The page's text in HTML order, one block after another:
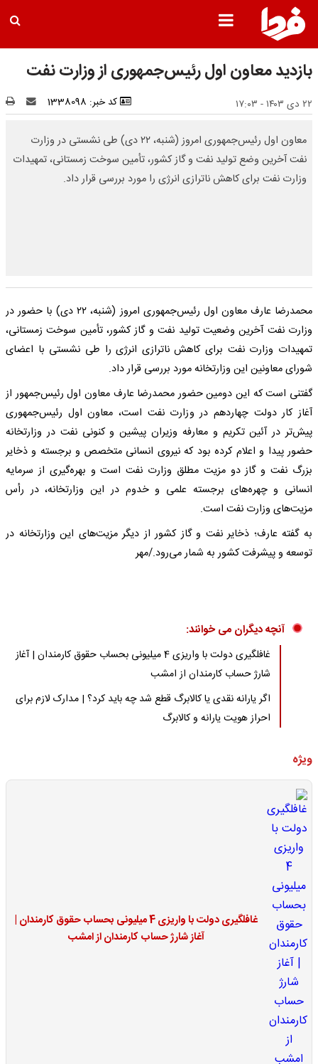
بازدید معاون اول رئیس‌جمهوری از وزارت نفت
۲۲ دی ۱۴۰۳ - ۱۷:۰۳ کد خبر: 1338098
معاون اول رئیس‌جمهوری امروز (شنبه، ۲۲ دی) طی نشستی در وزارت
نفت آخرین وضع تولید نفت و گاز کشور، تأمین سوخت زمستانی، تمهیدات
وزارت نفت برای کاهش ناترازی انرژی را مورد بررسی قرار داد.
محمدرضا عارف معاون اول رئیس‌جمهوری امروز (شنبه، ۲۲ دی) با حضور در
وزارت نفت آخرین وضعیت تولید نفت و گاز کشور، تأمین سوخت زمستانی،
تمهیدات وزارت نفت برای کاهش ناترازی انرژی را طی نشستی با اعضای
شورای معاونین این وزارتخانه مورد بررسی قرار داد.
گفتنی است که این دومین حضور محمدرضا عارف معاون اول رئیس‌جمهور از
آغاز کار دولت چهاردهم در وزارت نفت است، معاون اول رئیس‌جمهوری
پیش‌تر در آئین تکریم و معارفه وزیران پیشین و کنونی نفت در وزارتخانه
حضور پیدا و اعلام کرده بود که نیروی انسانی متخصص و برجسته و ذخایر
بزرگ نفت و گاز دو مزیت مطلق وزارت نفت است و بهره‌گیری از سرمایه
انسانی و چهره‌های برجسته علمی و خدوم در این وزارتخانه، در رأس
مزیت‌های وزارت نفت است.
به گفته عارف؛ ذخایر نفت و گاز کشور از دیگر مزیت‌های این وزارتخانه در
توسعه و پیشرفت کشور به شمار می‌رود./مهر
آنچه دیگران می خوانند:
غافلگیری دولت با واریزی 4 میلیونی بحساب حقوق کارمندان | آغاز
شارژ حساب کارمندان از امشب
اگر یارانه نقدی یا کالابرگ قطع شد چه باید کرد؟ | مدارک لازم برای
احراز هویت یارانه و کالابرگ
ویژه
غافلگیری دولت با واریزی 4 میلیونی بحساب حقوق کارمندان |
آغاز شارژ حساب کارمندان از امشب